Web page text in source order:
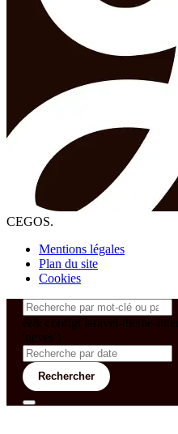
CEGOS.
Mentions légales
Plan du site
Cookies
&& config('laravel-theme-
'neves')
Rechercher